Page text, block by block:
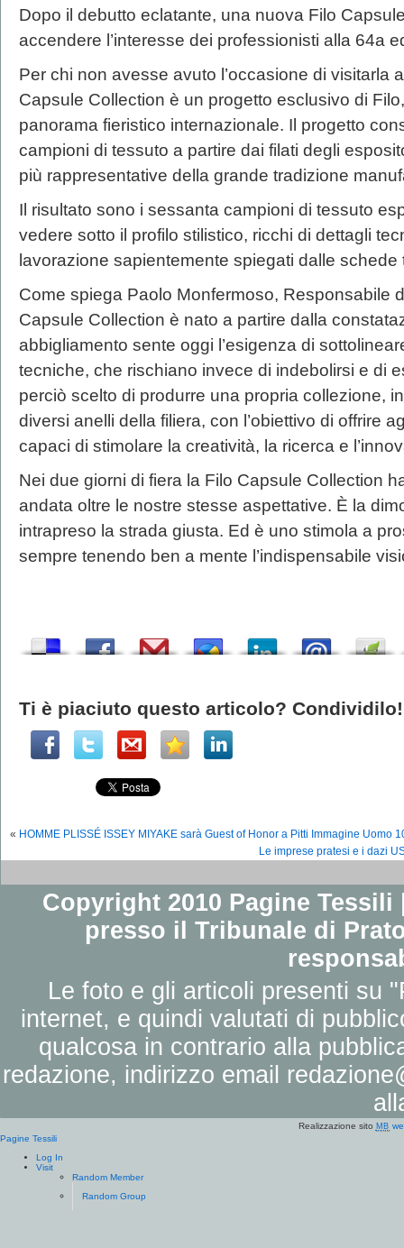
Dopo il debutto eclatante, una nuova Filo
accendere l’interesse dei professionisti alla 64a
Per chi non avesse avuto l’occasione di visitarla
Capsule Collection è un progetto esclusivo di
panorama fieristico internazionale. Il progetto
campioni di tessuto a partire dai filati degli
più rappresentative della grande tradizione
Il risultato sono i sessanta campioni di tessuto
vedere sotto il profilo stilistico, ricchi di dettagli
lavorazione sapientemente spiegati dalle
Come spiega Paolo Monfermoso, Responsabile
Capsule Collection è nato a partire dalla
abbigliamento sente oggi l’esigenza di
tecniche, che rischiano invece di indebolirsi e di
perciò scelto di produrre una propria collezione,
diversi anelli della filiera, con l’obiettivo di offrire
capaci di stimolare la creatività, la ricerca e
Nei due giorni di fiera la Filo Capsule Collection
andata oltre le nostre stesse aspettative. È la
intrapreso la strada giusta. Ed è uno stimola a
sempre tenendo ben a mente l’indispensabile
Ti è piaciuto questo articolo? Condividilo!
« HOMME PLISSÉ ISSEY MIYAKE sarà Guest of Honor a Pitti Immagine Uomo
Le imprese pratesi e i dazi
Copyright 2010 Pagine
presso il Tribunale di
Le foto e gli articoli presenti su
internet, e quindi valutati di
qualcosa in contrario alla
redazione, indirizzo email
Realizzazione sito MB
Pagine Tessili
Log In
Visit
Random Member
Random Group